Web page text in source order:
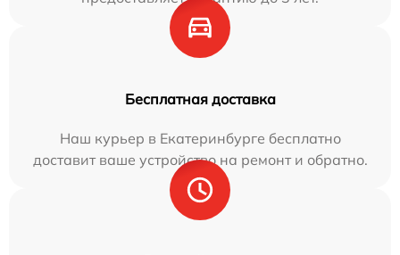
Бесплатная доставка
Наш курьер в Екатеринбурге бесплатно
доставит ваше устройство на ремонт и обратно.